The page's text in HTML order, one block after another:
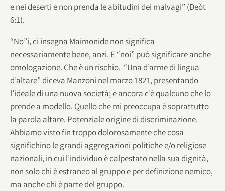
e nei deserti e non prenda le abitudini dei malvagi” (Deòt
6:1).
“No”i, ci insegna Maimonide non significa
necessariamente bene, anzi. E “noi” può significare anche
omologazione. Che è un rischio. “Una d’arme di lingua
d’altare” diceva Manzoni nel marzo 1821, presentando
l’ideale di una nuova società; e ancora c’è qualcuno che lo
prende a modello. Quello che mi preoccupa è soprattutto
la parola altare. Potenziale origine di discriminazione.
Abbiamo visto fin troppo dolorosamente che cosa
significhino le grandi aggregazioni politiche e/o religiose
nazionali, in cui l’individuo è calpestato nella sua dignità,
non solo chi è estraneo al gruppo e per definizione nemico,
ma anche chi è parte del gruppo.